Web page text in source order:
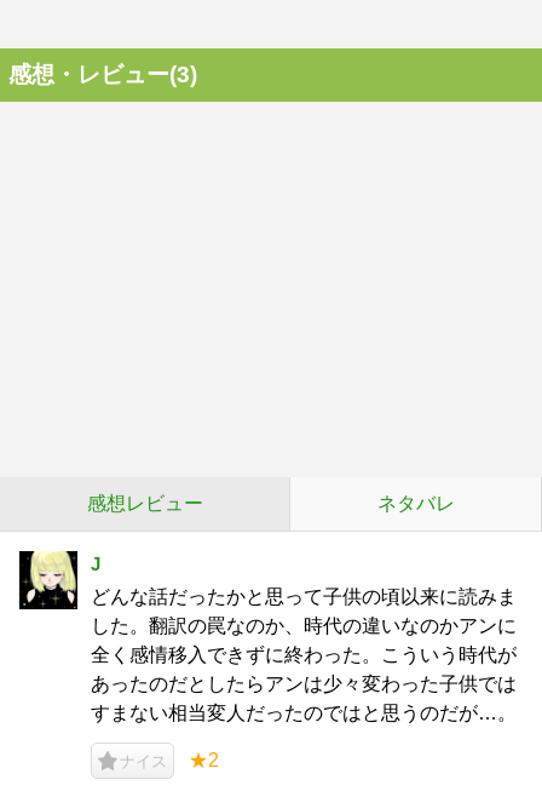
感想・レビュー(3)
感想レビュー ネタバレ
J
どんな話だったかと思って子供の頃以来に読みま
した。翻訳の罠なのか、時代の違いなのかアンに
全く感情移入できずに終わった。こういう時代が
あったのだとしたらアンは少々変わった子供では
すまない相当変人だったのではと思うのだが…。
ナイス ★2